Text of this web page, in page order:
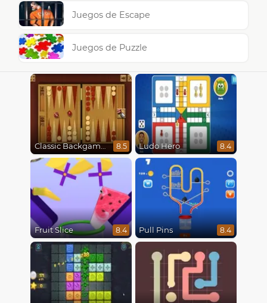
Juegos de Escape
Juegos de Puzzle
Classic Backgammon 8.5 Ludo Hero 8.4
Fruit Slice 8.4 Pull Pins 8.4